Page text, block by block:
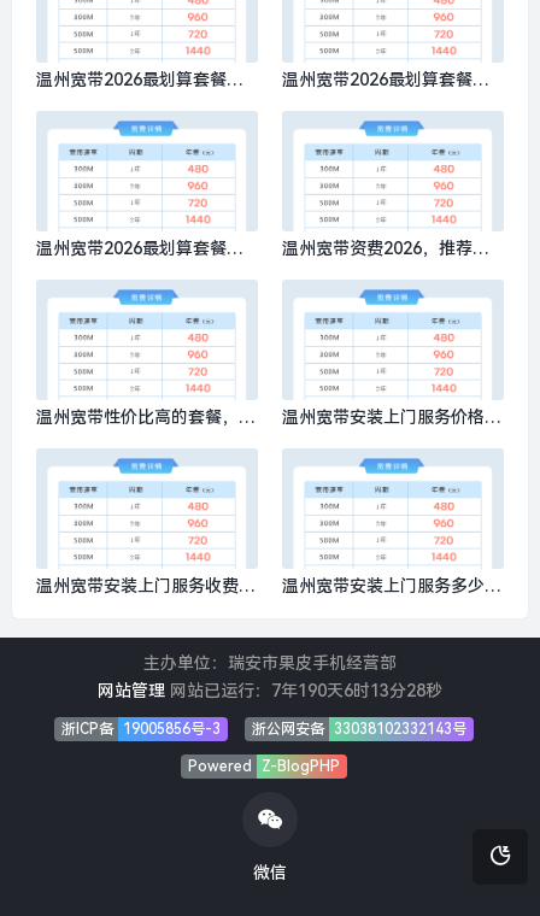
温州宽带2026最划算套餐是
年480元
温州宽带2026最划算套餐有
年480元
温州宽带2026最划算套餐多
年480元
温州宽带资费2026，推荐办
温州宽带性价比高的套餐，推
温州宽带安装上门服务价格，
元
温州宽带安装上门服务收费标
480元
温州宽带安装上门服务多少
480元
主办单位：瑞安市果皮手机经营部
网站管理网站已运行： 7年190天6时13分29秒
浙ICP备 19005856号-3 浙公网安备 33038102332143号
Powered Z-BlogPHP
微信